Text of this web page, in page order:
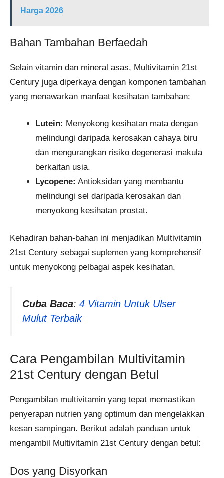
Harga 2026
Bahan Tambahan Berfaedah
Selain vitamin dan mineral asas, Multivitamin 21st
Century juga diperkaya dengan komponen tambahan
yang menawarkan manfaat kesihatan tambahan:
Lutein: Menyokong kesihatan mata dengan
melindungi daripada kerosakan cahaya biru
dan mengurangkan risiko degenerasi makula
berkaitan usia.
Lycopene: Antioksidan yang membantu
melindungi sel daripada kerosakan dan
menyokong kesihatan prostat.
Kehadiran bahan-bahan ini menjadikan Multivitamin
21st Century sebagai suplemen yang komprehensif
untuk menyokong pelbagai aspek kesihatan.
Cuba Baca: 4 Vitamin Untuk Ulser
Mulut Terbaik
Cara Pengambilan Multivitamin
21st Century dengan Betul
Pengambilan multivitamin yang tepat memastikan
penyerapan nutrien yang optimum dan mengelakkan
kesan sampingan. Berikut adalah panduan untuk
mengambil Multivitamin 21st Century dengan betul:
Dos yang Disyorkan